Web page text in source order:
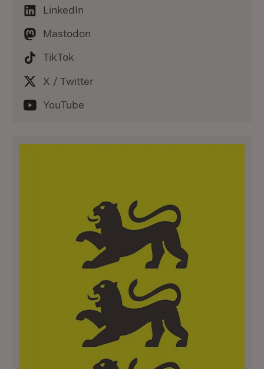
LinkedIn
Mastodon
TikTok
X / Twitter
YouTube